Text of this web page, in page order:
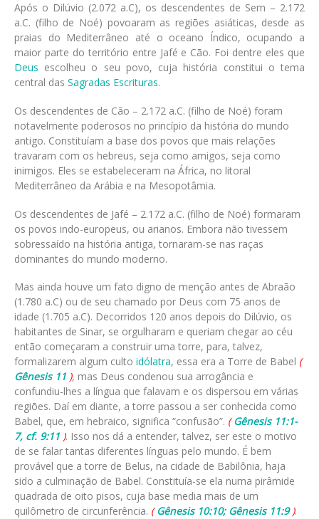
Após o Dilúvio (2.072 a.C), os descendentes de Sem – 2.172
a.C. (filho de Noé) povoaram as regiões asiáticas, desde as
praias do Mediterrâneo até o oceano Índico, ocupando a
maior parte do território entre Jafé e Cão. Foi dentre eles que
Deus escolheu o seu povo, cuja história constitui o tema
central das Sagradas Escrituras.
Os descendentes de Cão – 2.172 a.C. (filho de Noé) foram
notavelmente poderosos no princípio da história do mundo
antigo. Constituíam a base dos povos que mais relações
travaram com os hebreus, seja como amigos, seja como
inimigos. Eles se estabeleceram na África, no litoral
Mediterrâneo da Arábia e na Mesopotâmia.
Os descendentes de Jafé – 2.172 a.C. (filho de Noé) formaram
os povos indo-europeus, ou arianos. Embora não tivessem
sobressaído na história antiga, tornaram-se nas raças
dominantes do mundo moderno.
Mas ainda houve um fato digno de menção antes de Abraão
(1.780 a.C) ou de seu chamado por Deus com 75 anos de
idade (1.705 a.C). Decorridos 120 anos depois do Dilúvio, os
habitantes de Sinar, se orgulharam e queriam chegar ao céu
então começaram a construir uma torre, para, talvez,
formalizarem algum culto idólatra, essa era a Torre de Babel (
Gênesis 11 ), mas Deus condenou sua arrogância e
confundiu-lhes a língua que falavam e os dispersou em várias
regiões. Daí em diante, a torre passou a ser conhecida como
Babel, que, em hebraico, significa “confusão”. (Gênesis 11:1-
7, cf. 9:11 ). Isso nos dá a entender, talvez, ser este o motivo
de se falar tantas diferentes línguas pelo mundo. É bem
provável que a torre de Belus, na cidade de Babilônia, haja
sido a culminação de Babel. Constituía-se ela numa pirâmide
quadrada de oito pisos, cuja base media mais de um
quilômetro de circunferência. (Gênesis 10:10; Gênesis 11:9).